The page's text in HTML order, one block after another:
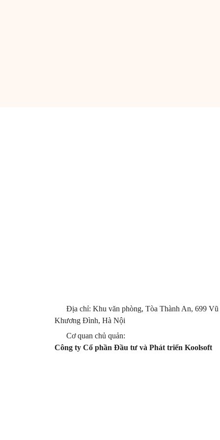
Địa chỉ: Khu văn phòng, Tòa Thành An, 699 Vũ
Khương Đình, Hà Nội
Cơ quan chủ quản:
Công ty Cổ phần Đầu tư và Phát triển Koolsoft